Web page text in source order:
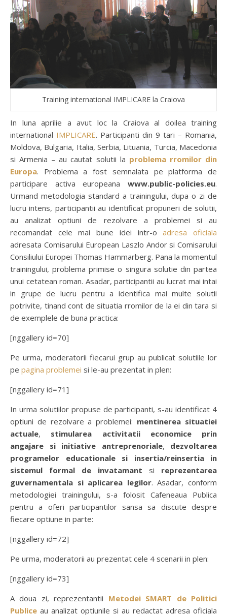
Training international IMPLICARE la Craiova
In luna aprilie a avut loc la Craiova al doilea training
international IMPLICARE. Participanti din 9 tari – Romania,
Moldova, Bulgaria, Italia, Serbia, Lituania, Turcia, Macedonia
si Armenia – au cautat solutii la problema rromilor din
Europa. Problema a fost semnalata pe platforma de
participare activa europeana www.public-policies.eu.
Urmand metodologia standard a trainingului, dupa o zi de
lucru intens, participantii au identificat propuneri de solutii,
au analizat optiuni de rezolvare a problemei si au
recomandat cele mai bune idei intr-oadresa oficiala
adresata Comisarului European Laszlo Andor si Comisarului
Consiliului Europei Thomas Hammarberg. Pana la momentul
trainingului, problema primise o singura solutie din partea
unui cetatean roman. Asadar, participantii au lucrat mai intai
in grupe de lucru pentru a identifica mai multe solutii
potrivite, tinand cont de situatia rromilor de la ei din tara si
de exemplele de buna practica:
[nggallery id=70]
Pe urma, moderatorii fiecarui grup au publicat solutiile lor
pe pagina problemei si le-au prezentat in plen:
[nggallery id=71]
In urma solutiilor propuse de participanti, s-au identificat 4
optiuni de rezolvare a problemei: mentinerea situatiei
actuale, stimularea activitatii economice prin
angajare si initiative antreprenoriale, dezvoltarea
programelor educationale si insertia/reinsertia in
sistemul formal de invatamant si reprezentarea
guvernamentala si aplicarea legilor. Asadar, conform
metodologiei trainingului, s-a folosit Cafeneaua Publica
pentru a oferi participantilor sansa sa discute despre
fiecare optiune in parte:
[nggallery id=72]
Pe urma, moderatorii au prezentat cele 4 scenarii in plen:
[nggallery id=73]
A doua zi, reprezentantii Metodei SMART de Politici
Publice au analizat optiunile si au redactat adresa oficiala